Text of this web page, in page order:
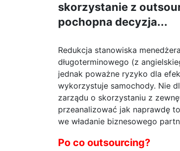
skorzystanie z
pochopna decyzja...
Redukcja stanowiska
długoterminowego (z
jednak poważne ryzyko dla
wykorzystuje samochody. Nie
zarządu o skorzystaniu z
przeanalizować jak naprawdę
we władanie biznesowego
Po co outsourcing?